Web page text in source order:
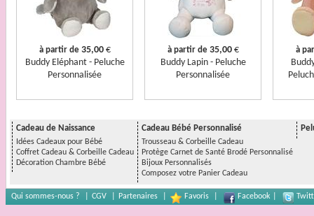
à partir de 35,00€
Buddy Eléphant - Peluche
Personnalisée
à partir de 35,00€
Buddy Lapin - Peluche
Personnalisée
à
Cadeau de Naissance
Idées Cadeaux pour Bébé
Coffret Cadeau & Corbeille Cadeau
Décoration Chambre Bébé
Cadeau Bébé Personnalisé
Trousseau & Corbeille Cadeau
Protège Carnet de Santé Brodé Personnalisé
Bijoux Personnalisés
Composez votre Panier Cadeau
Qui sommes-nous ? CGV Partenaires Favoris Facebook